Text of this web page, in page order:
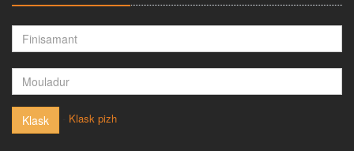
Klask Klask pizh